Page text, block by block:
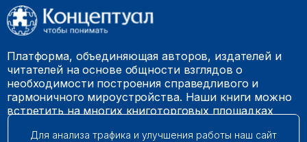
Платформа, объединяющая авторов, издателей и
читателей на основе общности взглядов о
необходимости построения справедливого и
гармоничного мироустройства. Наши книги можно
встретить на многих книготорговых площадках
Для анализа трафика и улучшения работы наш сайт